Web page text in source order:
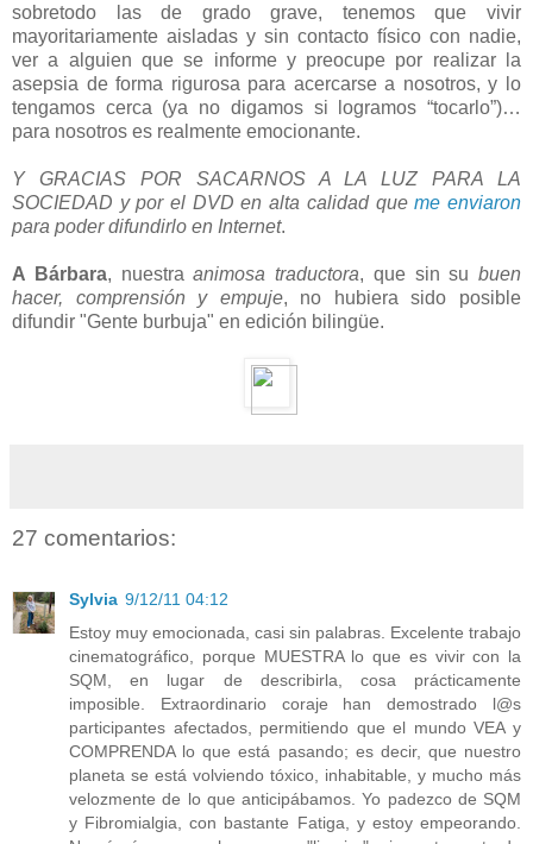
sobretodo las de grado grave, tenemos que vivir
mayoritariamente aisladas y sin contacto físico con nadie,
ver a alguien que se informe y preocupe por realizar la
asepsia de forma rigurosa para acercarse a nosotros, y lo
tengamos cerca (ya no digamos si logramos “tocarlo”)…
para nosotros es realmente emocionante.
Y GRACIAS POR SACARNOS A LA LUZ PARA LA
SOCIEDAD y por el DVD en alta calidad queme enviaron
para poder difundirlo en Internet.
A Bárbara, nuestraanimosa traductora, que sin su buen
hacer, comprensión y empuje, no hubiera sido posible
difundir "Gente burbuja" en edición bilingüe.
27 comentarios:
Sylvia 9/12/11 04:12
Estoy muy emocionada, casi sin palabras. Excelente trabajo
cinematográfico, porque MUESTRA lo que es vivir con la
SQM, en lugar de describirla, cosa prácticamente
imposible. Extraordinario coraje han demostrado l@s
participantes afectados, permitiendo que el mundo VEA y
COMPRENDA lo que está pasando; es decir, que nuestro
planeta se está volviendo tóxico, inhabitable, y mucho más
velozmente de lo que anticipábamos. Yo padezco de SQM
y Fibromialgia, con bastante Fatiga, y estoy empeorando.